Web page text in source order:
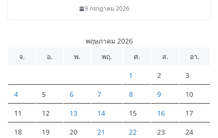
9 กรกฎาคม 2026
พฤษภาคม 2026
จ.
อ. พ. พฤ. ศ. ส. อา.
1 2 3
4 5 6 7 8 9 10
11 12 13 14 15 16 17
18 19 20 21 22 23 24